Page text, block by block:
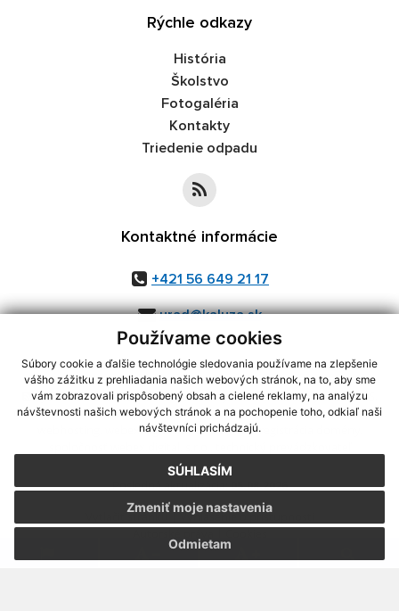
Používame cookies
Súbory cookie a ďalšie technológie sledovania používame na zlepšenie
vášho zážitku z prehliadania našich webových stránok, na to, aby sme
vám zobrazovali prispôsobený obsah a cielené reklamy, na analýzu
návštevnosti našich webových stránok a na pochopenie toho, odkiaľ naši
návštevníci prichádzajú.
SÚHLASÍM
Odmietam
Zmeniť moje nastavenia
Rýchle odkazy
História
Školstvo
Fotogaléria
Kontakty
Triedenie odpadu
Kontaktné informácie
+421 56 649 21 17
urad@kaluza.sk
využite možnosť získavania aktuálnych informácií s využitím RSS
CMS systém (redakčný) systém ECHELON 2,Mapa stránok,web portál
webex.digital, s.r.o.,domény,registrácia domény
Posledná aktualizácia:05.08.2026
Vytlačiť stránku|Vyhlásenie o prístupnosti